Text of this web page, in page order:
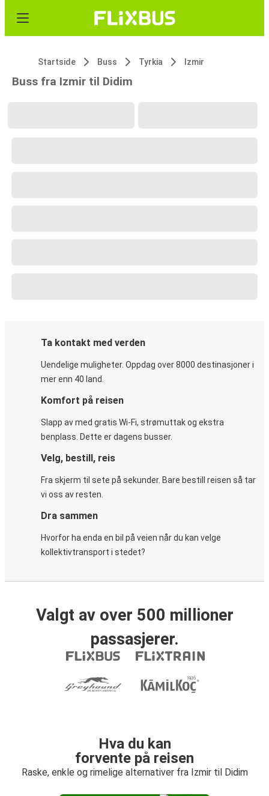
Startside Buss Tyrkia Izmir
Buss fra Izmir til Didim
Ta kontakt med verden
Uendelige muligheter. Oppdag over 8000 destinasjoner i
mer enn 40 land.
Komfort på reisen
Slapp av med gratis Wi-Fi, strømuttak og ekstra
benplass. Dette er dagens busser.
Velg, bestill, reis
Fra skjerm til sete på sekunder. Bare bestill reisen så tar
vi oss av resten.
Dra sammen
Hvorfor ha enda en bil på veien når du kan velge
kollektivtransport i stedet?
Valgt av over 500 millioner
passasjerer.
Hva du kan
forvente på reisen
Raske, enkle og rimelige alternativer fra Izmir til Didim